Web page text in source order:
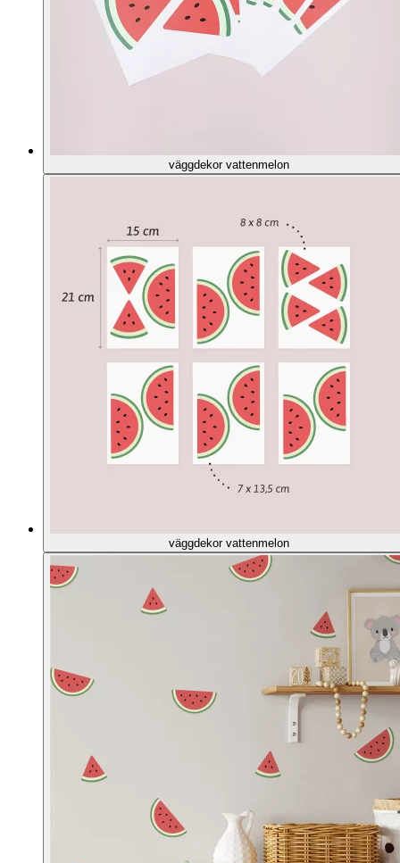
väggdekor vattenmelon
väggdekor vattenmelon